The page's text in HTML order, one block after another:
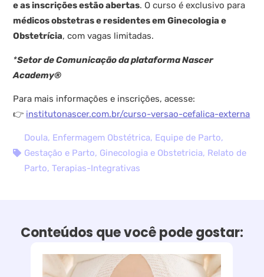
e as inscrições estão abertas. O curso é exclusivo para
médicos obstetras e residentes em Ginecologia e
Obstetrícia, com vagas limitadas.
*Setor de Comunicação da plataforma Nascer
Academy®
Para mais informações e inscrições, acesse:
👉 institutonascer.com.br/curso-versao-cefalica-externa
Doula, Enfermagem Obstétrica, Equipe de Parto,
Gestação e Parto, Ginecologia e Obstetricia, Relato de
Parto,Terapias-Integrativas
Conteúdos que você pode gostar: